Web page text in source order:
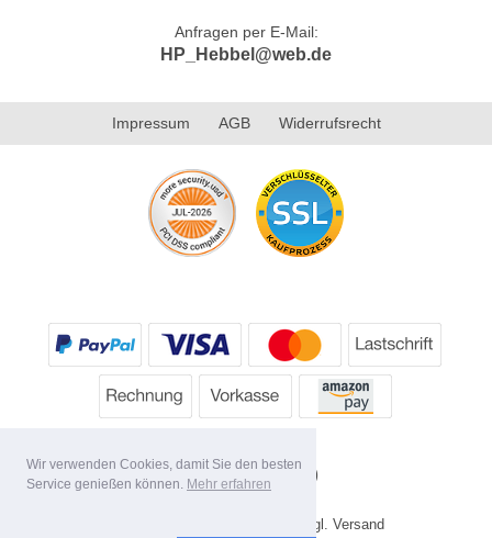
Wir verwenden Cookies, damit Sie den besten
Service genießen können. Mehr erfahren
Anfragen per E-Mail:
HP_Hebbel@web.de
Impressum AGB Widerrufsrecht
* Alle Preise inkl. MwSt. evtl. zzgl. Versand